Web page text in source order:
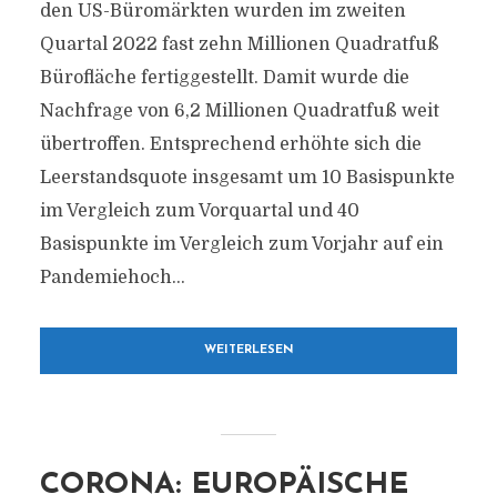
den US-Büromärkten wurden im zweiten
Quartal 2022 fast zehn Millionen Quadratfuß
Bürofläche fertiggestellt. Damit wurde die
Nachfrage von 6,2 Millionen Quadratfuß weit
übertroffen. Entsprechend erhöhte sich die
Leerstandsquote insgesamt um 10 Basispunkte
im Vergleich zum Vorquartal und 40
Basispunkte im Vergleich zum Vorjahr auf ein
Pandemiehoch...
WEITERLESEN
CORONA: EUROPÄISCHE